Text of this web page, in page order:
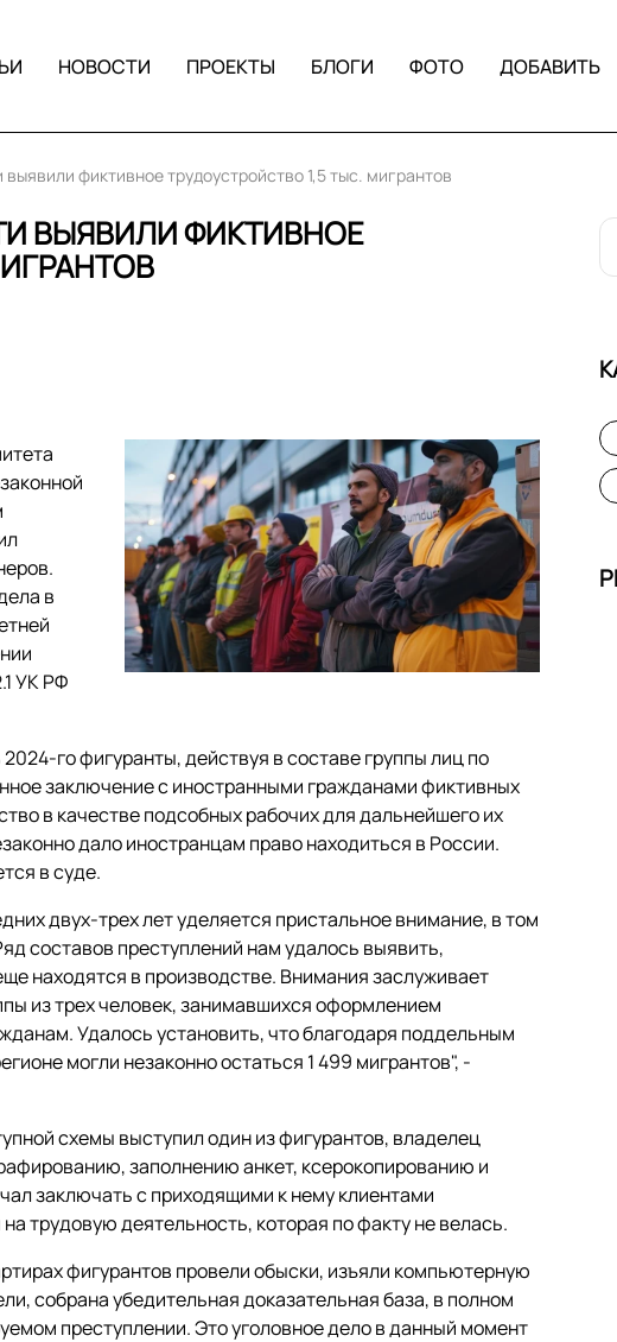
НОВОСТИ ПРОЕКТЫ БЛОГИ ФОТО ДОБАВИТЬ
фиктивное трудоустройство 1,5 тыс. мигрантов
ВЫЯВИЛИ ФИКТИВНОЕ
в
УК РФ
го фигуранты, действуя в составе группы лиц по
заключение с иностранными гражданами фиктивных
в качестве подсобных рабочих для дальнейшего их
дало иностранцам право находиться в России.
в суде.
двух-трех лет уделяется пристальное внимание, в том
составов преступлений нам удалось выявить,
находятся в производстве. Внимания заслуживает
из трех человек, занимавшихся оформлением
Удалось установить, что благодаря поддельным
могли незаконно остаться 1 499 мигрантов", -
схемы выступил один из фигурантов, владелец
заполнению анкет, ксерокопированию и
заключать с приходящими к нему клиентами
трудовую деятельность, которая по факту не велась.
фигурантов провели обыски, изъяли компьютерную
собрана убедительная доказательная база, в полном
преступлении. Это уголовное дело в данный момент